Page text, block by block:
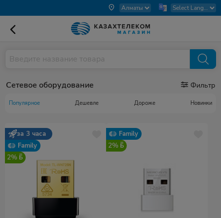
Сетевое оборудование Фильтр
Популярное Дешевле Дороже Новинки
за 3 часа
Family
2%
Family
2%